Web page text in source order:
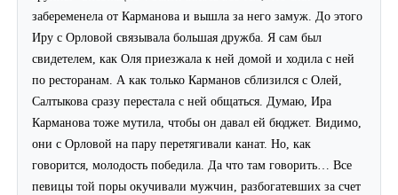
забеременела от Карманова и вышла за него замуж. До этого
Иру с Орловой связывала большая дружба. Я сам был
свидетелем, как Оля приезжала к ней домой и ходила с ней
по ресторанам. А как только Карманов сблизился с Олей,
Салтыкова сразу перестала с ней общаться. Думаю, Ира
Карманова тоже мутила, чтобы он давал ей бюджет. Видимо,
они с Орловой на пару перетягивали канат. Но, как
говорится, молодость победила. Да что там говорить… Все
певицы той поры окучивали мужчин, разбогатевших за счет